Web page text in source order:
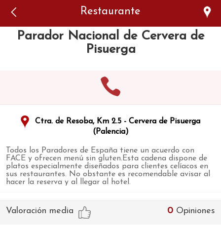
Restaurante
Parador Nacional de Cervera de
Pisuerga
Ctra. de Resoba, Km 2.5 - Cervera de Pisuerga
(Palencia)
Todos los Paradores de España tiene un acuerdo con
FACE y ofrecen menú sin gluten.Esta cadena dispone de
platos especialmente diseñados para clientes celíacos en
sus restaurantes. No obstante es recomendable avisar al
hacer la reserva y al llegar al hotel.
0 Opiniones
Valoración media
authorized to show the cookie declaration for domain group
ID 546ddaab-b478-4440-aa8a-3b0205284212. Please add it to
the domain group in the Cookiebot Manager to authorize
the domain.